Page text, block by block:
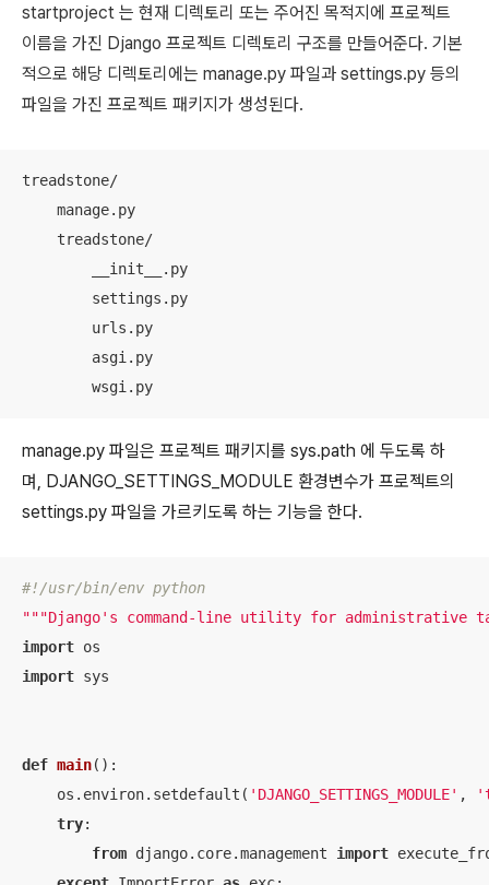
startproject 는 현재 디렉토리 또는 주어진 목적지에 프로젝트
이름을 가진 Django 프로젝트 디렉토리 구조를 만들어준다. 기본
적으로 해당 디렉토리에는 manage.py 파일과 settings.py 등의
파일을 가진 프로젝트 패키지가 생성된다.
treadstone/
    manage.py
    treadstone/
        __init__.py
        settings.py
        urls.py
        asgi.py
        wsgi.py
manage.py 파일은 프로젝트 패키지를 sys.path 에 두도록 하
며, DJANGO_SETTINGS_MODULE 환경변수가 프로젝트의
settings.py 파일을 가르키도록 하는 기능을 한다.
#!/usr/bin/env python
"""Django's command-line utility for administrative
import
import sys
def main():
    os.environ.setdefault(
'DJANGO_SETTINGS_MODULE' ,
try:
from django.core.management import